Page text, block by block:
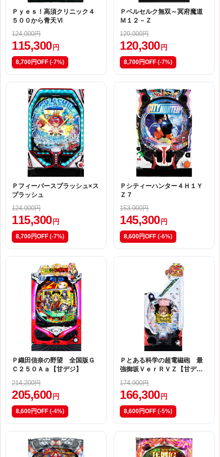
Ｐｙｅｓ！高須クリニック４
５００から青天Ⅵ
124,000円
115,300 円
8,700円OFF (-7%)
Ｐベルセルク無双～冥府魔道
Ｍ１２－Ｚ
129,000円
120,300 円
8,700円OFF (-7%)
Ｐフィーバースプラッシュ×ス
プラッシュ
124,000円
115,300 円
8,700円OFF (-7%)
Ｐシティーハンター４Ｈ１Ｙ
Ｚ７
153,900円
145,300 円
8,600円OFF (-6%)
Ｐ織田信奈の野望 全国版Ｇ
Ｃ２５０Ａａ【甘デジ】
214,200円
205,600 円
8,600円OFF (-4%)
Ｐとある科学の超電磁砲 最
強御坂ＶｅｒＲＶＺ【甘デ
174,900円
166,300 円
8,600円OFF (-5%)